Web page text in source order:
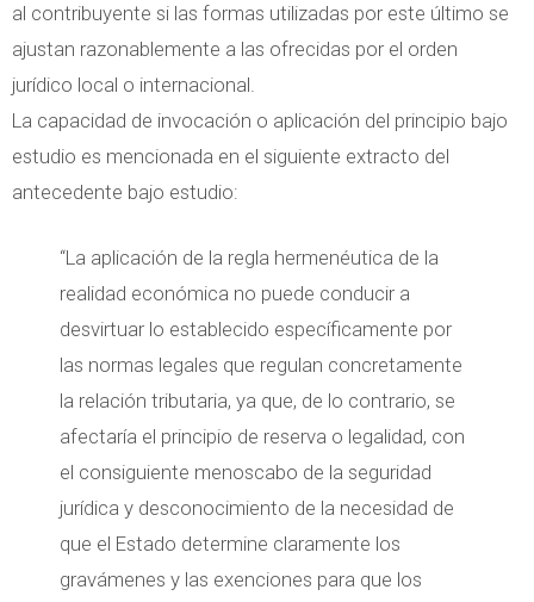
al contribuyente si las formas utilizadas por este último se
ajustan razonablemente a las ofrecidas por el orden
jurídico local o internacional.
La capacidad de invocación o aplicación del principio bajo
estudio es mencionada en el siguiente extracto del
antecedente bajo estudio:
“La aplicación de la regla hermenéutica de la
realidad económica no puede conducir a
desvirtuar lo establecido específicamente por
las normas legales que regulan concretamente
la relación tributaria, ya que, de lo contrario, se
afectaría el principio de reserva o legalidad, con
el consiguiente menoscabo de la seguridad
jurídica y desconocimiento de la necesidad de
que el Estado determine claramente los
gravámenes y las exenciones para que los